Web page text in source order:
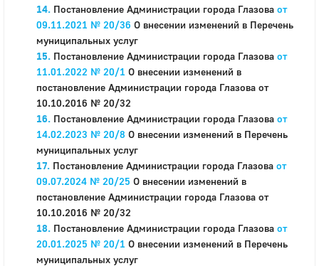
Постановление Администрации города Глазова от
09.11.2021 № 20/36 О внесении изменений в Перечень
муниципальных услуг
Постановление Администрации города Глазова от
11.01.2022 № 20/1 О внесении изменений в
постановление Администрации города Глазова от
10.10.2016 № 20/32
Постановление Администрации города Глазова от
14.02.2023 № 20/8 О внесении изменений в Перечень
муниципальных услуг
Постановление Администрации города Глазова от
09.07.2024 № 20/25 О внесении изменений в
постановление Администрации города Глазова от
10.10.2016 № 20/32
Постановление Администрации города Глазова от
20.01.2025 № 20/1 О внесении изменений в Перечень
муниципальных услуг